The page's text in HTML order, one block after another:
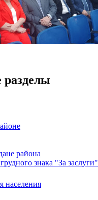
района
знака "За заслуги"
населения